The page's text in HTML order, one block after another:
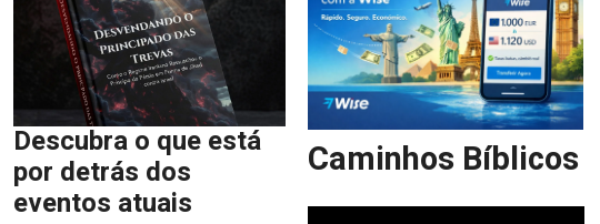
Descubra o que está
por detrás dos
eventos atuais
Caminhos Bíblicos